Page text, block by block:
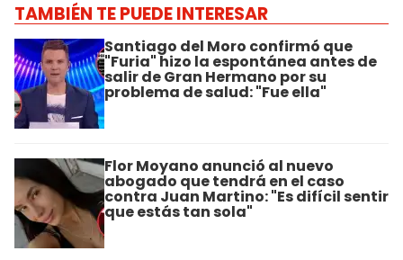
TAMBIÉN TE PUEDE INTERESAR
Santiago del Moro confirmó que
"Furia" hizo la espontánea antes de
salir de Gran Hermano por su
problema de salud: "Fue ella"
Flor Moyano anunció al nuevo
abogado que tendrá en el caso
contra Juan Martino: "Es difícil sentir
que estás tan sola"